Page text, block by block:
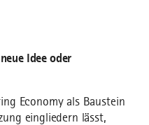
Idee oder
Economy als Baustein
eingliedern lässt,